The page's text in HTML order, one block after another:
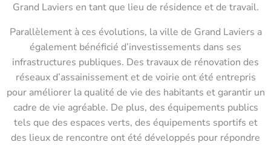
Grand Laviers en tant que lieu de résidence et de travail.
Parallèlement à ces évolutions, la ville de Grand Laviers a
également bénéficié d’investissements dans ses
infrastructures publiques. Des travaux de rénovation des
réseaux d’assainissement et de voirie ont été entrepris
pour améliorer la qualité de vie des habitants et garantir un
cadre de vie agréable. De plus, des équipements publics
tels que des espaces verts, des équipements sportifs et
des lieux de rencontre ont été développés pour répondre